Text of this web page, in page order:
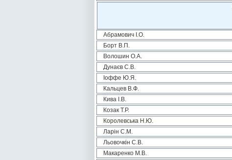
Абрамович І.О.
Борт В.П.
Волошин О.А.
Дунаєв С.В.
Іоффе Ю.Я.
Кальцев В.Ф.
Кива І.В.
Козак Т.Р.
Королевська Н.Ю.
Ларін С.М.
Льовочкін С.В.
Макаренко М.В.